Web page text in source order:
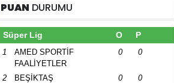
PUAN DURUMU
Süper Lig O P
1
AMED SPORTİF
FAALİYETLER
0 0
2 BEŞİKTAŞ 0
0